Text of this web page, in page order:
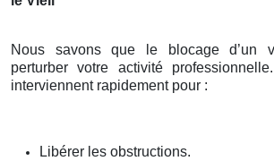
Nous savons que le blocage d’un
perturber votre activité
interviennent rapidement pour :
Libérer les obstructions.